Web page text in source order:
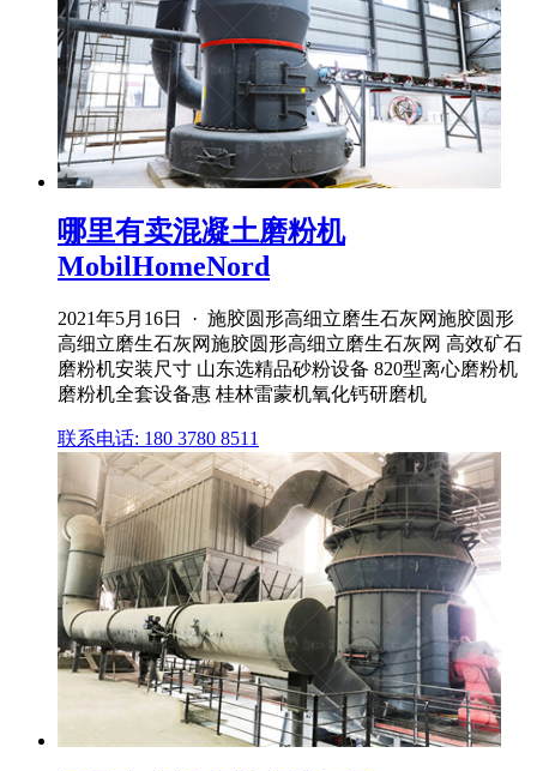
哪里有卖混凝土磨粉机
MobilHomeNord
2021年5月16日 · 施胶圆形高细立磨生石灰网施胶圆形
高细立磨生石灰网施胶圆形高细立磨生石灰网 高效矿石
磨粉机安装尺寸 山东选精品砂粉设备 820型离心磨粉机
磨粉机全套设备惠 桂林雷蒙机氧化钙研磨机
联系电话: 180 3780 8511